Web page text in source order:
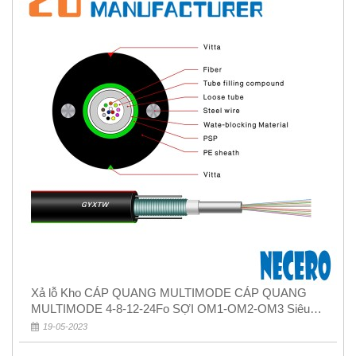
Xả lỗ Kho CÁP QUANG MULTIMODE CÁP QUANG
MULTIMODE 4-8-12-24Fo SỢI OM1-OM2-OM3 Siêu
Rẻ 5k
19-05-2023